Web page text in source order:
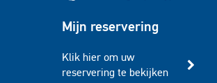
Mijn reservering
Klik hier om uw
reservering te bekijken